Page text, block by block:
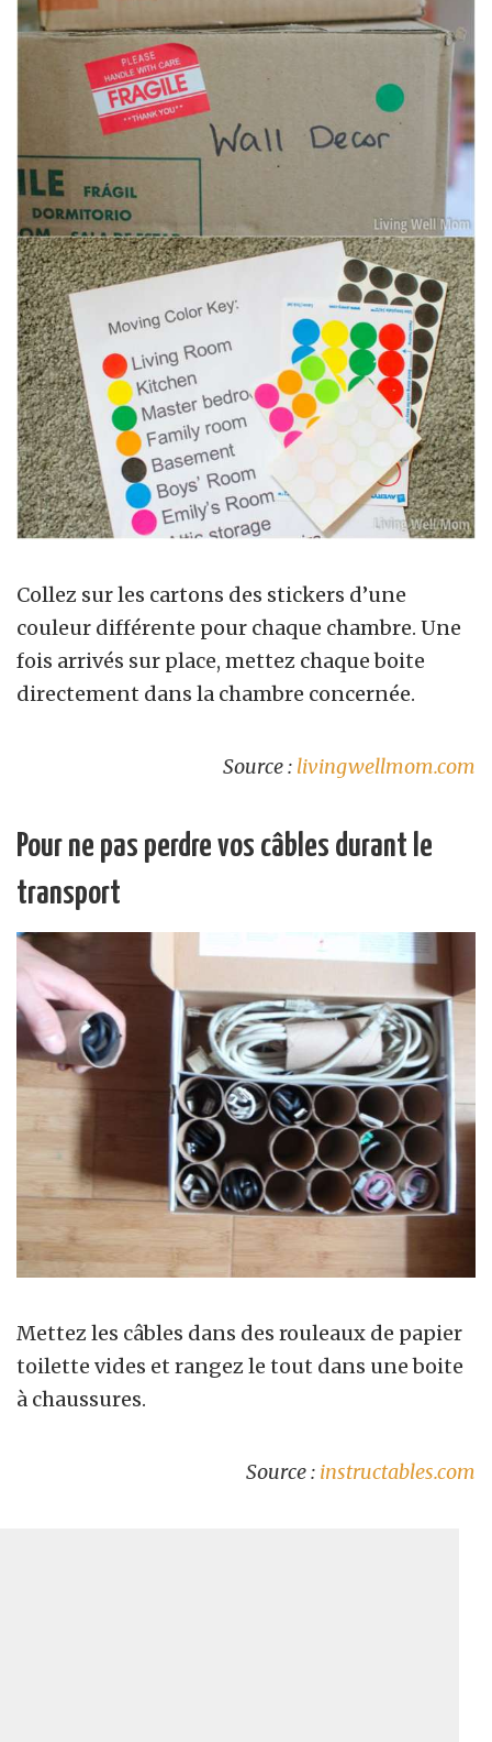
Collez sur les cartons des stickers d’une
couleur différente pour chaque chambre. Une
fois arrivés sur place, mettez chaque boite
directement dans la chambre concernée.
Source : livingwellmom.com
Pour ne pas perdre vos câbles durant le
transport
Mettez les câbles dans des rouleaux de papier
toilette vides et rangez le tout dans une boite
à chaussures.
Source : instructables.com